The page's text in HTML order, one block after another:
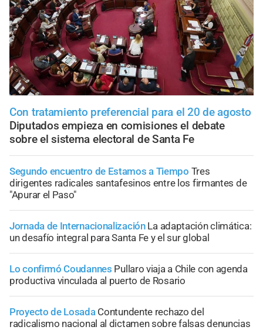
Con tratamiento preferencial para el 20 de agosto
Diputados empieza en comisiones el debate
sobre el sistema electoral de Santa Fe
Segundo encuentro de Estamos a Tiempo Tres
dirigentes radicales santafesinos entre los firmantes de
"Apurar el Paso"
Jornada de Internacionalización La adaptación climática:
un desafío integral para Santa Fe y el sur global
Lo confirmó Coudannes Pullaro viaja a Chile con agenda
productiva vinculada al puerto de Rosario
Proyecto de Losada Contundente rechazo del
radicalismo nacional al dictamen sobre falsas denuncias